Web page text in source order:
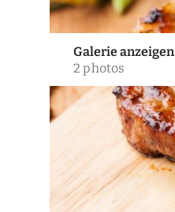
Galerie anzeigen
2 photos